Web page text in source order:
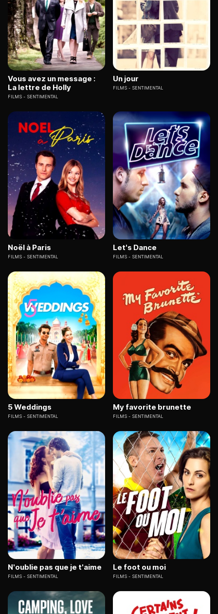
Vous avez un message :
La lettre de Holly
FILMS SENTIMENTAL
Un jour
FILMS SENTIMENTAL
Noël à Paris
FILMS SENTIMENTAL
Let's Dance
FILMS SENTIMENTAL
5 Weddings
FILMS SENTIMENTAL
My favorite brunette
FILMS SENTIMENTAL
N'oublie pas que je t'aime
FILMS SENTIMENTAL
Le foot ou moi
FILMS SENTIMENTAL